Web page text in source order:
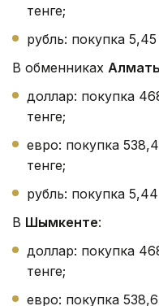
тенге;
рубль: покупка
В обменниках
доллар: покупка
тенге;
евро: покупка
тенге;
рубль: покупка
В Шымкенте:
доллар: покупка
тенге;
евро: покупка